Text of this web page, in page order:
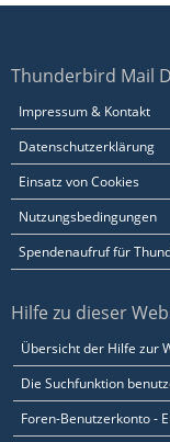
Thunderbird Mail
Impressum & Kontakt
Datenschutzerklärung
Einsatz von Cookies
Nutzungsbedingungen
Spendenaufruf für
Hilfe zu dieser
Übersicht der Hilfe zur
Die Suchfunktion
Foren-Benutzerkonto -